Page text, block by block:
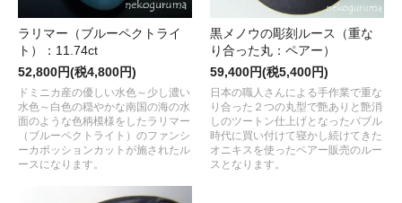
ラリマー（ブルーペクトライ
ト）：11.74ct
52,800円(税4,800円)
ドミニカ産の優しい水色～少し濃い
水色～白色の穏やかな南国の海の水
面のような色柄模様をしたラリマー
（ブルーペクトライト）のファンシ
ーカボッションカットが施されたル
ースになります。
黒メノウの彫刻ルース（重な
り合った丸：ペアー）
59,400円(税5,400円)
日本の職人さんによる手作業で重な
り合った２つの丸型で艶ありと艶消
しのツートン仕上げとなったバブル
時代に買い付けて寝かし続けてきた
オニキスを使ったペアー販売のルー
スとなります。